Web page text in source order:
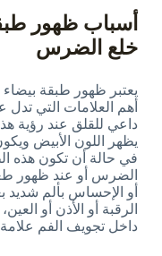
أسباب ظهور
خلع الضرس
يعتبر ظهور طبقة
أهم العلامات التي تدل
داعي للقلق عند رؤية
يظهر اللون الأبيض
في حالة أن تكون هذه
الضرس أو عند ظهور
أو الإحساس بألم شديد
الرقبة أو الأذن أو
داخل تجويف الفم